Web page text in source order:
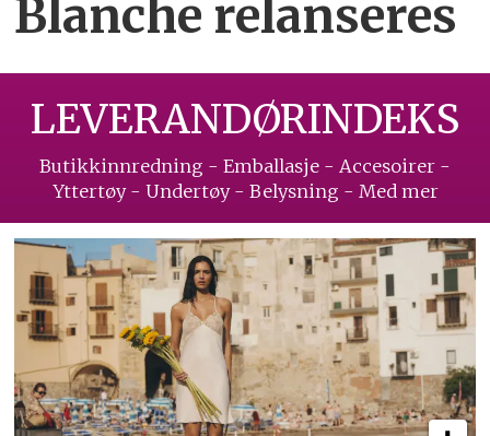
Blanche relanseres
LEVERANDØRINDEKS
Butikkinnredning - Emballasje - Accesoirer -
Yttertøy - Undertøy - Belysning - Med mer